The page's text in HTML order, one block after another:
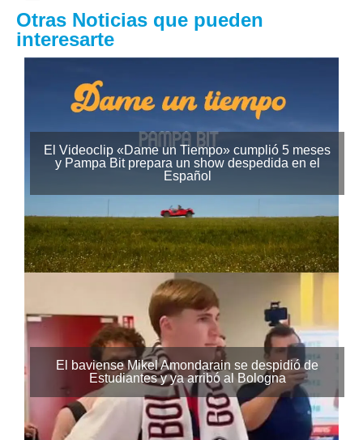
Otras Noticias que pueden
interesarte
El Videoclip «Dame un Tiempo» cumplió 5 meses
y Pampa Bit prepara un show despedida en el
Español
El baviense Mikel Amondarain se despidió de
Estudiantes y ya arribó al Bologna